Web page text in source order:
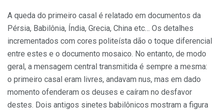
A queda do primeiro casal é relatado em documentos da
Pérsia, Babilônia, Índia, Grecia, China etc… Os detalhes
incrementados com cores politeísta dão o toque diferencial
entre estes e o documento mosaico. No entanto, de modo
geral, a mensagem central transmitida é sempre a mesma:
o primeiro casal eram livres, andavam nus, mas em dado
momento ofenderam os deuses e caíram no desfavor
destes. Dois antigos sinetes babilônicos mostram a figura